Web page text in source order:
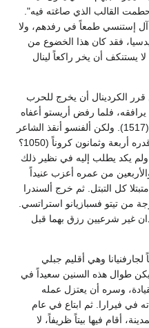
القالب الذي صاغته فيه".
إستنسي طمعاً في رفدهم، ولا
فقد كان هذا الخضوع من
يستنكف أن يخر راكعاً لينال
الكردينال أن يخرج للحرب
فلما رفض أريستو أعفاه
إبوليتو من خدمته وقطع عنه مكافأته (1517). ولكن ألفنسو أنقذ الشاعر
من آلام الفاقة بأن خصص له معاشاً قدره أربعة وثمانون كروناً (1050؟
ولم يكد يطلب إليه في نظير ذلك
من عمره أعزب عنيداً
كل التبتل. ثم خرج ألسندرا
من تيتو فسبازيانو استراتسي.
غير شرعيين رزق بهما قبل
(1522-1525) حاكماً لجارفنيانا وهي أقليم جبلي
طوال هذه السنين سعيداً في
وسره أن يعتزل عمله
في فيرارا. ثم ابتاع في عام
أقام فيها بيتاً ظريفاً، لا